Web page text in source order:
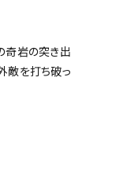
奇岩の突き出
敵を打ち破っ